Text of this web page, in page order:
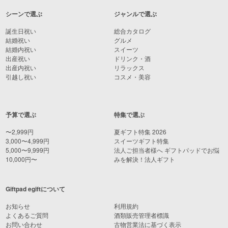
シーンで選ぶ
誕生日祝い
結婚祝い
結婚内祝い
出産祝い
出産内祝い
引越し祝い
予算で選ぶ
〜2,999円
3,000〜4,999円
5,000〜9,999円
10,000円〜
ジャンルで選ぶ
総合カタログ
グルメ
スイーツ
ドリンク・酒
リラックス
コスメ・美容
特集で選ぶ
夏ギフト特集 2026
スイーツギフト特集
法人ご担当者様へ ギフトパッドでお悩
みを解決！法人ギフト
Giftpad egiftについて
お知らせ
よくあるご質問
お問い合わせ
利用規約
酒類販売管理者標識
古物営業法に基づく表示